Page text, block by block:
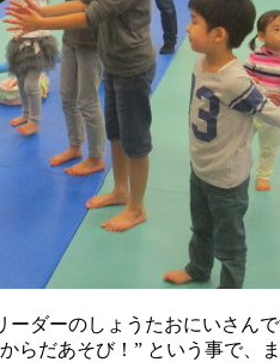
ーダーのしょうたおにいさん
らだあそび！” という事で、